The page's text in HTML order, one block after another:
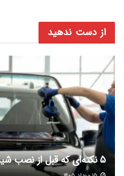
از دست ندهید
5 نکته‌ای که قبل از نصب شیشه جلو خودرو باید بدانید